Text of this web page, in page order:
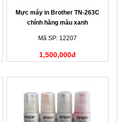
Mực máy in Brother TN-263C
chính hãng màu xanh
Mã SP: 12207
1,500,000đ